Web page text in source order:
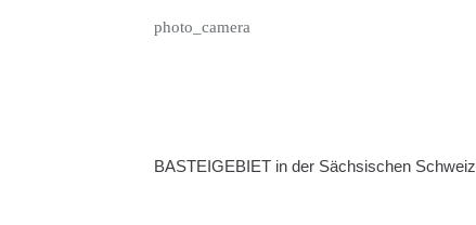
photo_camera
BASTEIGEBIET in der Sächsischen Schweiz